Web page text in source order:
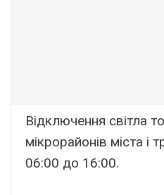
Відключення світла
мікрорайонів міста і
06:00 до 16:00.